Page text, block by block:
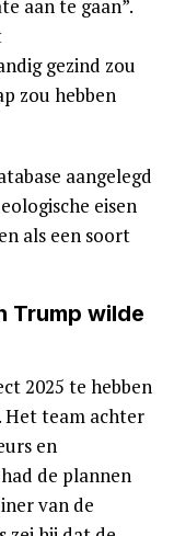
aan te gaan”.
gezind zou
zou hebben
aangelegd
eisen
als een soort
Trump wilde
2025 te hebben
Het team achter
en
de plannen
van de